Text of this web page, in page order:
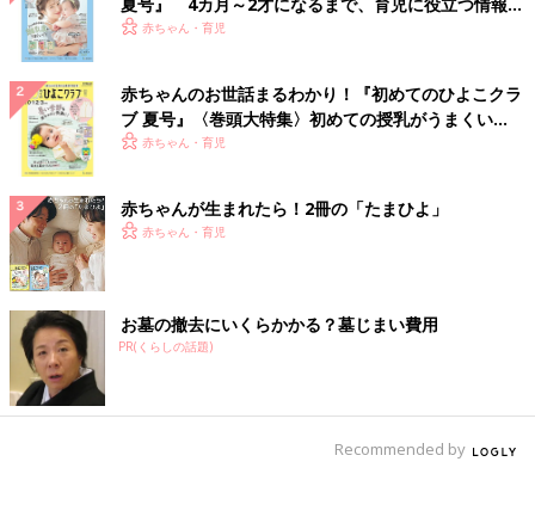
いっぱい！
赤ちゃん・育児
赤ちゃんのお世話まるわかり！『初めてのひよこクラ
ブ 夏号』〈巻頭大特集〉初めての授乳がうまくい
く！ おっぱい・ミルクの基本と夏のトラブル 解決テ
赤ちゃん・育児
赤ちゃんが生まれたら！2冊の「たまひよ」
赤ちゃん・育児
お墓の撤去にいくらかかる？墓じまい費用
PR(くらしの話題)
Recommended by